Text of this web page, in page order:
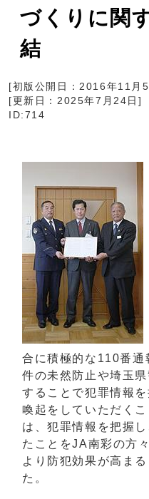
づくりに関
結
[初版公開日：2016年11月
[更新日： 2025年7月24日 ]
ID:714
合に積極的な110番通
件の未然防止や埼玉
することで犯罪情報
喚起をしていただく
は、犯罪情報を把握
たことをJA南彩の方
より防犯効果が高ま
た。